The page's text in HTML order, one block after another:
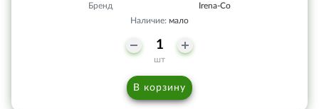
Бренд
Irena-Co
Наличие: мало
шт
В корзину